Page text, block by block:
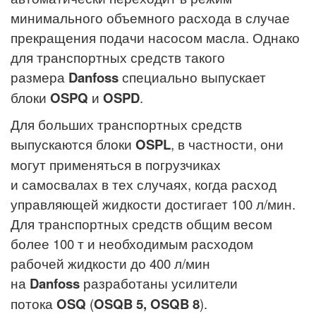
минимального объемного расхода в случае
прекращения подачи насосом масла. Однако
для транспортных средств такого
размера Danfossспециально выпускает
блоки OSPQ и OSPD.
Для больших транспортных средств
выпускаются блоки OSPL, в частности, они
могут применяться в погрузчиках
и самосвалах в тех случаях, когда расход
управляющей жидкости достигает 100 л/мин.
Для транспортных средств общим весом
более 100 т и необходимым расходом
рабочей жидкости до 400 л/мин
на Danfoss разработаны усилители
потока OSQ (OSQB 5, OSQB 8).